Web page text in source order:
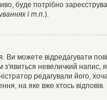
буде потрібно
і т.п.).
можете відредагувати
невеличкий напис,
редагували його,
на яке вже хтось відповів.